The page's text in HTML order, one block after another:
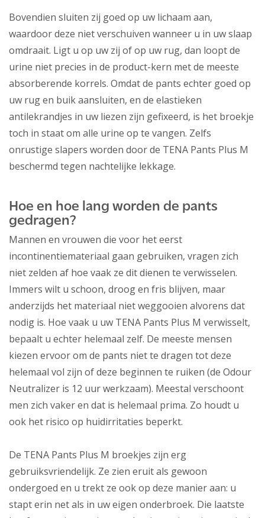
Bovendien sluiten zij goed op uw lichaam aan,
waardoor deze niet verschuiven wanneer u in uw slaap
omdraait. Ligt u op uw zij of op uw rug, dan loopt de
urine niet precies in de product-kern met de meeste
absorberende korrels. Omdat de pants echter goed op
uw rug en buik aansluiten, en de elastieken
antilekrandjes in uw liezen zijn gefixeerd, is het broekje
toch in staat om alle urine op te vangen. Zelfs
onrustige slapers worden door de TENA Pants Plus M
beschermd tegen nachtelijke lekkage.
Hoe en hoe lang worden de pants
gedragen?
Mannen en vrouwen die voor het eerst
incontinentiemateriaal gaan gebruiken, vragen zich
niet zelden af hoe vaak ze dit dienen te verwisselen.
Immers wilt u schoon, droog en fris blijven, maar
anderzijds het materiaal niet weggooien alvorens dat
nodig is. Hoe vaak u uw TENA Pants Plus M verwisselt,
bepaalt u echter helemaal zelf. De meeste mensen
kiezen ervoor om de pants niet te dragen tot deze
helemaal vol zijn of deze beginnen te ruiken (de Odour
Neutralizer is 12 uur werkzaam). Meestal verschoont
men zich vaker en dat is helemaal prima. Zo houdt u
ook het risico op huidirritaties beperkt.
De TENA Pants Plus M broekjes zijn erg
gebruiksvriendelijk. Ze zien eruit als gewoon
ondergoed en u trekt ze ook op deze manier aan: u
stapt erin net als in uw eigen onderbroek. Die laatste